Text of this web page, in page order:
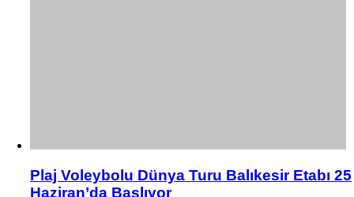
Plaj Voleybolu Dünya Turu Balıkesir Etabı 25
Haziran’da Başlıyor